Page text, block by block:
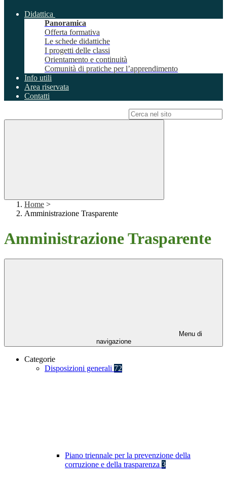
Didattica
Panoramica
Offerta formativa
Le schede didattiche
I progetti delle classi
Orientamento e continuità
Comunità di pratiche per l’apprendimento
Info utili
Area riservata
Contatti
Home >
Amministrazione Trasparente
Amministrazione Trasparente
Menu di
navigazione
Categorie
Disposizioni generali 72
Piano triennale per la prevenzione della
corruzione e della trasparenza 3